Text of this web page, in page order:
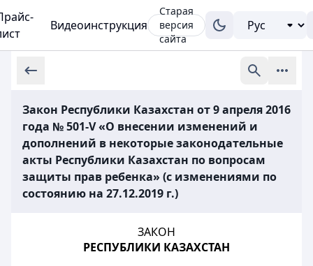
Видеоинструкция
Старая
версия
сайта
Закон Республики Казахстан от 9 апреля 2016
года № 501-V «О внесении изменений и
дополнений в некоторые законодательные
акты Республики Казахстан по вопросам
защиты прав ребенка» (с изменениями по
состоянию на 27.12.2019 г.)
ЗАКОН
РЕСПУБЛИКИ КАЗАХСТАН